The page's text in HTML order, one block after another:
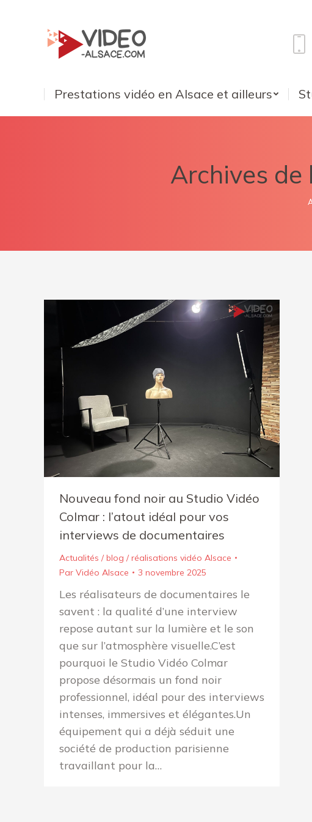
Prestations vidéo en Alsace et ailleurs
Archives de
Nouveau fond noir au Studio Vidéo
Colmar : l’atout idéal pour vos
interviews de documentaires
Actualités / blog / réalisations vidéo Alsace
Par Vidéo Alsace 3 novembre 2025
Les réalisateurs de documentaires le
savent : la qualité d’une interview
repose autant sur la lumière et le son
que sur l’atmosphère visuelle.C’est
pourquoi le Studio Vidéo Colmar
propose désormais un fond noir
professionnel, idéal pour des interviews
intenses, immersives et élégantes.Un
équipement qui a déjà séduit une
société de production parisienne
travaillant pour la…